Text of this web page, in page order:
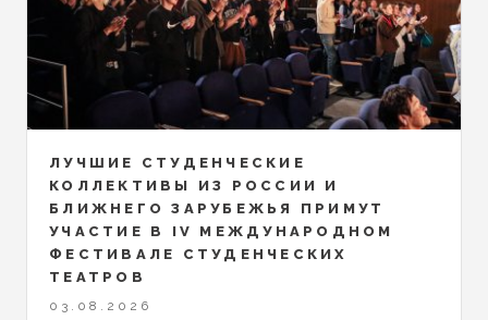
ЛУЧШИЕ СТУДЕНЧЕСКИЕ
КОЛЛЕКТИВЫ ИЗ РОССИИ И
БЛИЖНЕГО ЗАРУБЕЖЬЯ ПРИМУТ
УЧАСТИЕ В IV МЕЖДУНАРОДНОМ
ФЕСТИВАЛЕ СТУДЕНЧЕСКИХ
ТЕАТРОВ
03.08.2026